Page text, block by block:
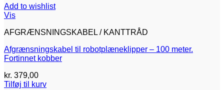
Add to wishlist
Vis
AFGRÆNSNINGSKABEL / KANTTRÅD
Afgrænsningskabel til robotplæneklipper – 100 meter.
Fortinnet kobber
kr. 379,00
Tilføj til kurv